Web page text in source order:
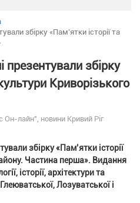
збірку «Пам’ятки історії та
збірку
Криворізького
Он-лайн", новини Кривий Ріг
збірку «Пам’ятки історії
Частина перша». Видання
історії, архітектури та
Лозуватської і